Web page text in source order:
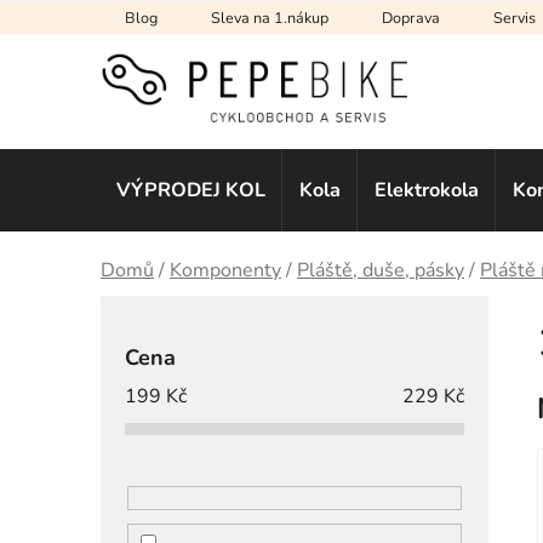
na
Blog Sleva na 1.nákup Doprava Servis
VÝPRODEJ KOL Kola Elektrokola
Domů / Komponenty/ Pláště, duše, pásky/ Pláště
Cena
199 Kč 229 Kč